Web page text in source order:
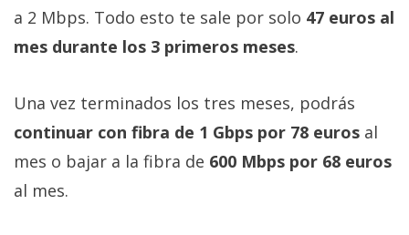
El medio de
encontrarás
todas las
noticias sobre
móviles,
ordenadores,
apps,
a 2 Mbps. Todo esto te sale por solo 47 euros al
mes durante los 3 primeros meses.
Una vez terminados los tres meses, podrás
continuar con fibra de 1 Gbps por 78 euros al
mes o bajar a la fibra de 600 Mbps por 68 euros
al mes.